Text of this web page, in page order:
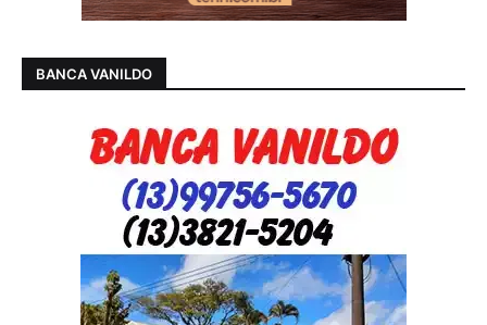
BANCA VANILDO